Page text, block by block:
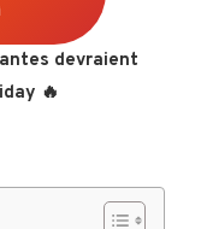
devraient
🔥